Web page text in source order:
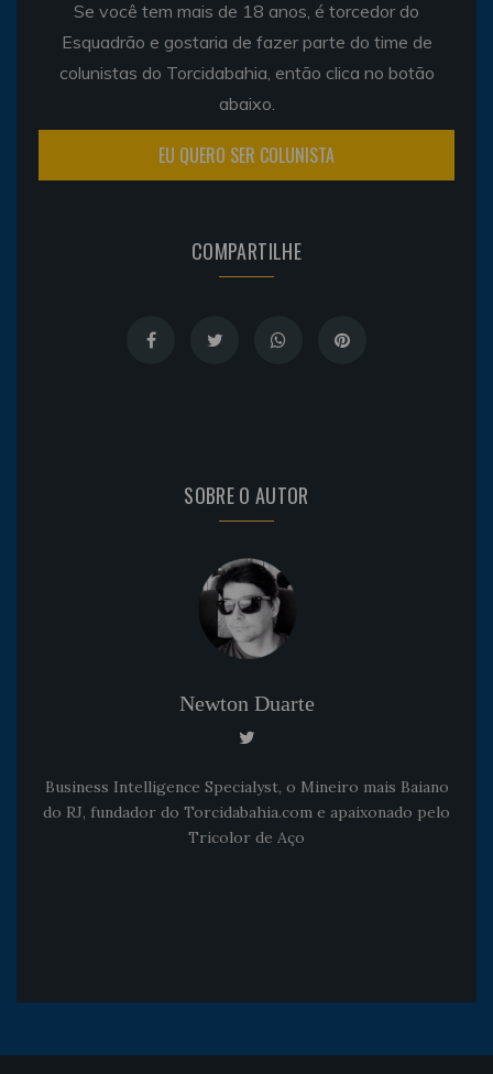
Se você tem mais de 18 anos, é torcedor do
Esquadrão e gostaria de fazer parte do time de
colunistas do Torcidabahia, então clica no botão
abaixo.
EU QUERO SER COLUNISTA
COMPARTILHE
SOBRE O AUTOR
Newton Duarte
Business Intelligence Specialyst, o Mineiro mais Baiano
do RJ, fundador do Torcidabahia.com e apaixonado pelo
Tricolor de Aço